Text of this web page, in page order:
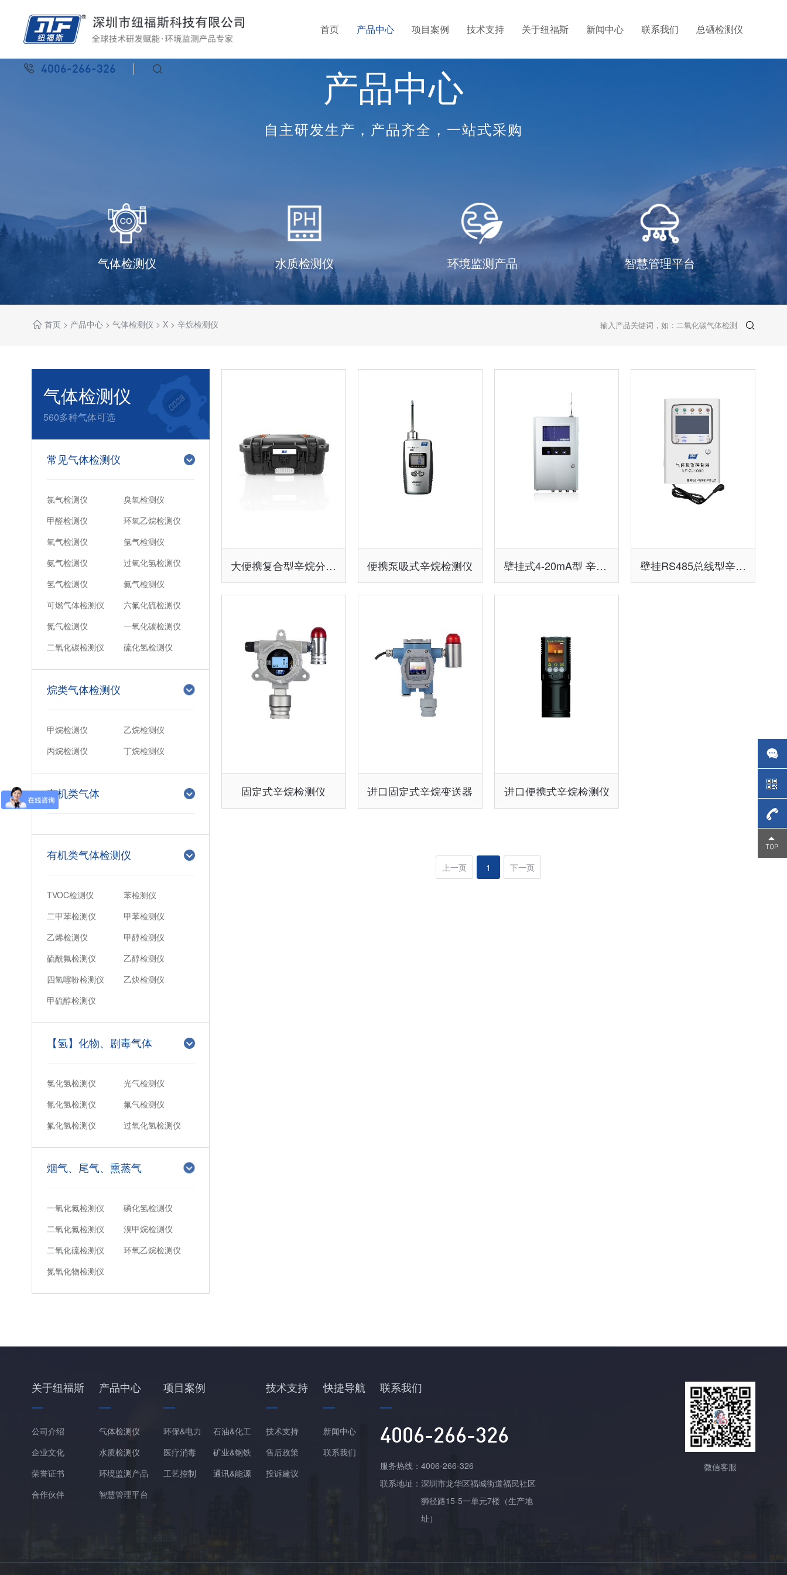
首页 产品中心 项目案例 技术支持 关于纽福斯 新闻中心 联系我们 总硒检测仪
4006-266-326 产品中心
自主研发生产，产品齐全，一站式采购
气体检测仪 水质检测仪 环境监测产品 智慧管理平台
首页> 产品中心> 气体检测仪 > X> 辛烷检测仪
气体检测仪
560多种气体可选
常见气体检测仪
氯气检测仪
臭氧检测仪
甲醛检测仪
环氧乙烷检测仪
氧气检测仪
氩气检测仪
氨气检测仪
过氧化氢检测仪
氢气检测仪
氦气检测仪
可燃气体检测仪
六氟化硫检测仪
氮气检测仪
一氧化碳检测仪
二氧化碳检测仪
硫化氢检测仪
烷类气体检测仪
甲烷检测仪
乙烷检测仪
丙烷检测仪
丁烷检测仪
有机类气体
有机类气体检测仪
TVOC检测仪
苯检测仪
二甲苯检测仪
甲苯检测仪
乙烯检测仪
甲醇检测仪
硫酰氟检测仪
乙醇检测仪
四氢噻吩检测仪
乙炔检测仪
甲硫醇检测仪
【氢】化物、剧毒气体
氯化氢检测仪
光气检测仪
氰化氢检测仪
氟气检测仪
氟化氢检测仪
过氧化氢检测仪
烟气、尾气、熏蒸气
一氧化氮检测仪
磷化氢检测仪
二氧化氮检测仪
溴甲烷检测仪
二氧化硫检测仪
环氧乙烷检测仪
氮氧化物检测仪
大便携复合型辛烷分析仪 便携泵吸式辛烷检测仪 壁挂式4-20mA型 辛烷报警控制器/主机 壁挂RS485总线型辛烷报警控制器主机
固定式辛烷检测仪 进口固定式辛烷变送器 进口便携式辛烷检测仪
上一页 1 下一页
关于纽福斯
公司介绍
企业文化
荣誉证书
合作伙伴
产品中心
气体检测仪
水质检测仪
环境监测产品
智慧管理平台
项目案例
环保&电力
石油&化工
医疗消毒
矿业&钢铁
工艺控制
通讯&能源
技术支持
技术支持
售后政策
投诉建议
快捷导航
新闻中心
联系我们
联系我们
4006-266-326
服务热线：4006-266-326
联系地址：深圳市龙华区福城街道福民社区
狮径路15-5一单元7楼（生产地
址）
微信客服
4006-